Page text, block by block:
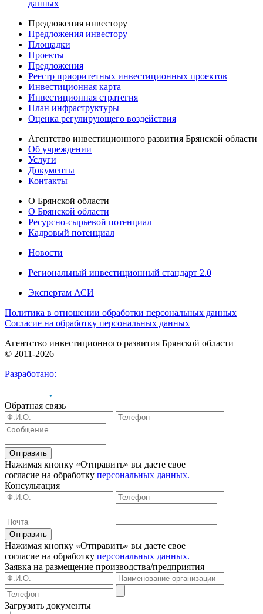
данных
Предложения инвестору
Предложения инвестору
Площадки
Проекты
Предложения
Реестр приоритетных инвестиционных проектов
Инвестиционная карта
Инвестиционная стратегия
План инфраструктуры
Оценка регулирующего воздействия
Агентство инвестиционного развития Брянской области
Об учреждении
Услуги
Документы
Контакты
О Брянской области
О Брянской области
Ресурсно-сырьевой потенциал
Кадровый потенциал
Новости
Региональный инвестиционный стандарт 2.0
Экспертам АСИ
Политика в отношении обработки персональных данных
Согласие на обработку персональных данных
Агентство инвестиционного развития Брянской области
© 2011-2026
Разработано:
Обратная связь
Отправить
Нажимая кнопку «Отправить» вы даете свое
согласие на обработку персональных данных.
Консультация
Отправить
Нажимая кнопку «Отправить» вы даете свое
согласие на обработку персональных данных.
Заявка на размещение производства/предприятия
Загрузить документы